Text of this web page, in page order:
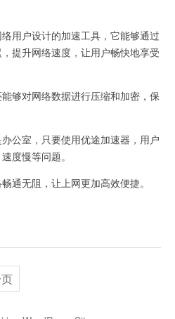
户设计的加速工具，它能够通过
提升网络速度，让用户畅快地享受
对网络数据进行压缩和加密，保
室，只要使用优途加速器，用户
度慢等问题。
无阻，让上网更加高效便捷。